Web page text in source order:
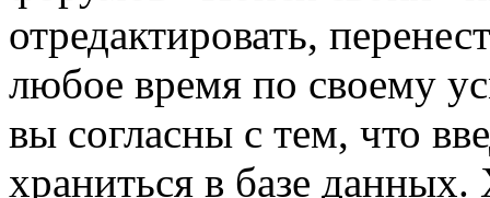
отредактировать,
любое время по своему
вы согласны с тем, что
храниться в базе